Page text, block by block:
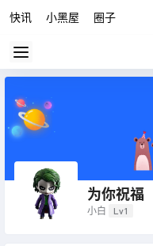
快讯 小黑屋 圈子
为你祝福
小白 Lv1